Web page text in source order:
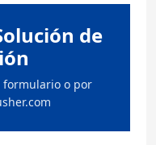
de
formulario o por